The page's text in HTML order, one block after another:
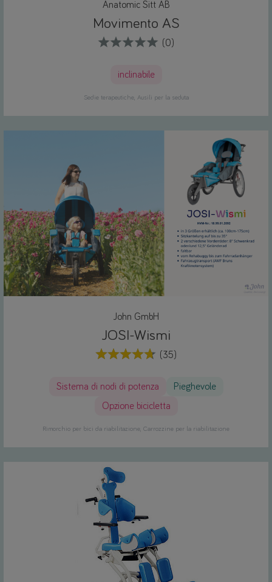
Anatomic Sitt AB
Movimento AS
(0)
inclinabile
Sedie terapeutiche Ausili per la seduta
John GmbH
JOSI-Wismi
(35)
Sistema di nodi di potenza
Pieghevole
Opzione bicicletta
Rimorchio per bici da riabilitazione Carrozzine per la riabilitazione